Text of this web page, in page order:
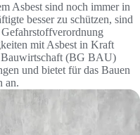
Asbest sind noch immer in
besser zu schützen, sind
mit Asbest in Kraft
Bauwirtschaft (BG BAU)
und bietet für das Bauen
an.